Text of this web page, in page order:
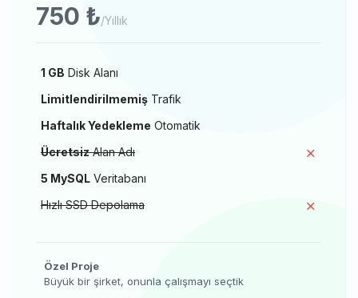
750 ₺/Yıllık
1 GB Disk Alanı
Limitlendirilmemiş Trafik
Haftalık Yedekleme Otomatik
ÜcretsizAlan Adı
5 MySQL Veritabanı
Hızlı SSD Depolama
Özel Proje
Büyük bir şirket, onunla çalışmayı seçtik